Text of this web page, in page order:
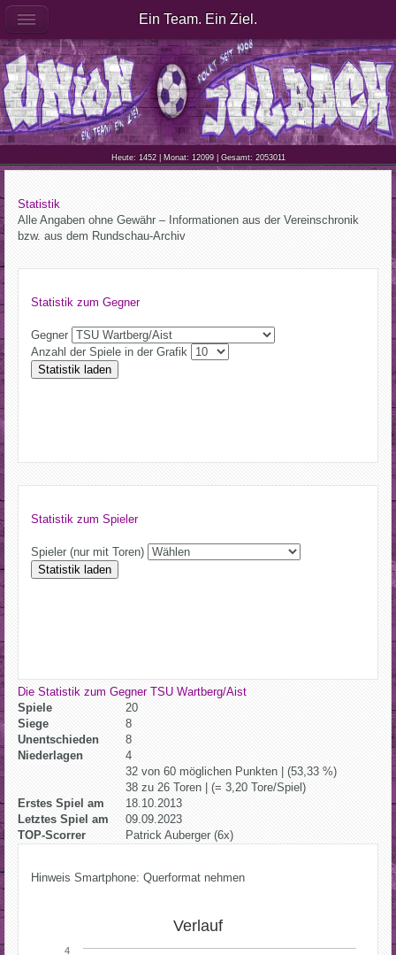
Heute: 1452 | Monat: 12099 | Gesamt: 2053011
Statistik
Alle Angaben ohne Gewähr – Informationen aus der Vereinschronik
bzw. aus dem Rundschau-Archiv
Statistik zum Gegner
Gegner
Anzahl der Spiele in der Grafik
Statistik laden
Statistik zum Spieler
Spieler (nur mit Toren)
Statistik laden
Die Statistik zum Gegner TSU Wartberg/Aist
Spiele
20
Siege
8
Unentschieden
8
Niederlagen
4
32 von 60 möglichen Punkten | (53,33 %)
38 zu 26 Toren | (= 3,20 Tore/Spiel)
Erstes Spiel am
18.10.2013
Letztes Spiel am
09.09.2023
TOP-Scorrer
Patrick Auberger (6x)
Hinweis Smartphone: Querformat nehmen
Verlauf
4
Ein Team. Ein Ziel.